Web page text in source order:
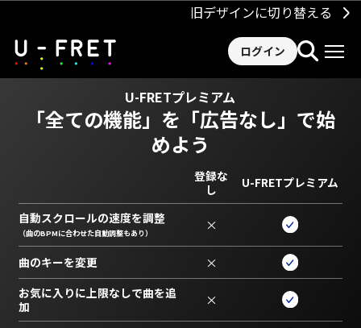
旧デザインに切り替える
ログイン
U-FRETプレミアム
「全ての機能」を 「広告なし」で始
めよう
登録な
し
U-FRETプレミアム
自動スクロールの速度を調整
（曲のBPMに合わせた自動調整もあり） ×
曲のキーを変更 ×
お気に入りに上限なしで曲を追
加
×